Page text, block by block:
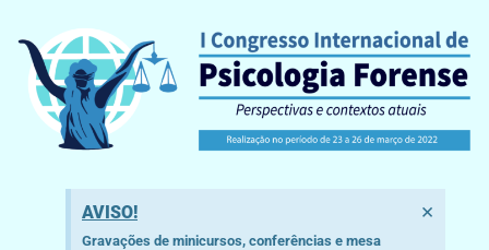
AVISO!
Gravações de minicursos, conferências e mesa
×